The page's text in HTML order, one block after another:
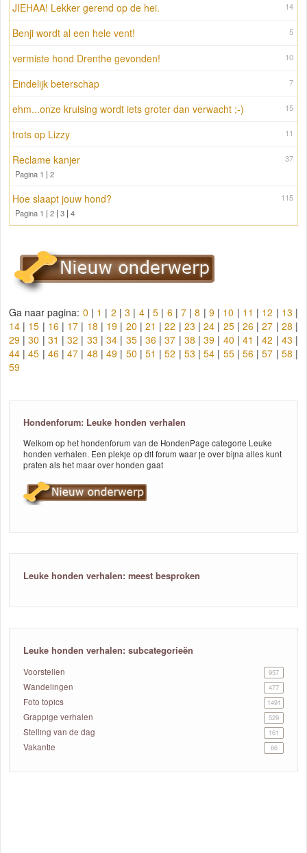
14
JIEHAA! Lekker gerend op de hei.
5
Benji wordt al een hele vent!
10
vermiste hond Drenthe gevonden!
7
Eindelijk beterschap
15
ehm...onze kruising wordt iets groter dan verwacht ;-)
11
trots op Lizzy
37
Reclame kanjer
Pagina 1 | 2
115
Hoe slaapt jouw hond?
Pagina 1 | 2 | 3 | 4
Ga naar pagina: 0 | 1 | 2 |3 | 4|5 | 6 | 7|8 | 9 | 10 | 11 | 12 | 13 |
14 | 15 | 16 | 17 | 18 | 19 | 20 | 21 |22 | 23 |24 | 25|26 |27 | 28 |
29 |30 | 31 |32 | 33 |34 | 35| 36 |37 | 38 |39 | 40 |41 |42 | 43 |
44 |45 | 46 |47 | 48 |49 | 50 | 51 |52 | 53 |54 | 55|56 |57 | 58 |
59
Hondenforum: Leuke honden verhalen
Welkom op het hondenforum van de HondenPage categorie Leuke
honden verhalen. Een plekje op dit forum waar je over bijna alles kunt
praten als het maar over honden gaat
Leuke honden verhalen: meest besproken
Leuke honden verhalen: subcategorieën
957
Voorstellen
477
Wandelingen
1491
Foto topics
529
Grappige verhalen
161
Stelling van de dag
66
Vakantie